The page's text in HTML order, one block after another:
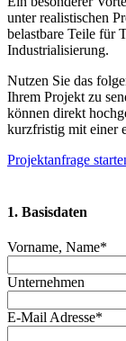
unter realistischen
belastbare Teile für
Industrialisierung.
Nutzen Sie das
Ihrem Projekt zu
können direkt
kurzfristig mit einer
Projektanfrage
1. Basisdaten
Vorname, Name*
Unternehmen
E-Mail Adresse*